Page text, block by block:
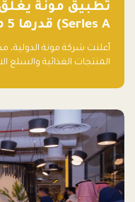
Series A) قدرها 5 ملايين ريال
أعلنت شركة مونة
المنتجات الغذائية والسلع
دولار أمريكي)، بقيادة